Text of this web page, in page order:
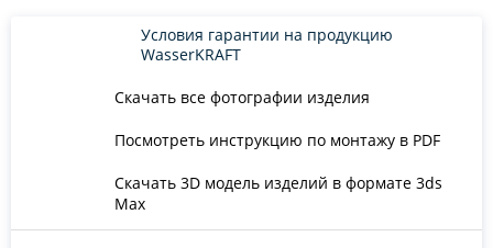
Скачать все фотографии изделия
Посмотреть инструкцию по монтажу в PDF
Скачать 3D модель изделий в формате 3ds
Max
Условия гарантии на продукцию
WasserKRAFT